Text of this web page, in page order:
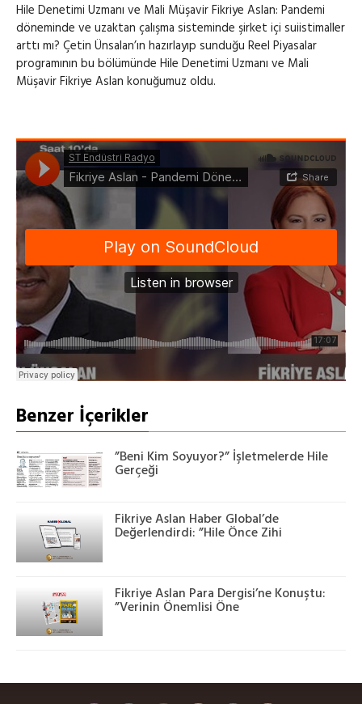
Hile Denetimi Uzmanı ve Mali Müşavir Fikriye Aslan: Pandemi
döneminde ve uzaktan çalışma sisteminde şirket içi suiistimaller
arttı mı? Çetin Ünsalan’ın hazırlayıp sunduğu Reel Piyasalar
programının bu bölümünde Hile Denetimi Uzmanı ve Mali
Müşavir Fikriye Aslan konuğumuz oldu.
Benzer İçerikler
”Beni Kim Soyuyor?” İşletmelerde Hile
Gerçeği
Fikriye Aslan Haber Global’de
Değerlendirdi: ”Hile Önce Zihi
Fikriye Aslan Para Dergisi’ne Konuştu:
”Verinin Önemlisi Öne